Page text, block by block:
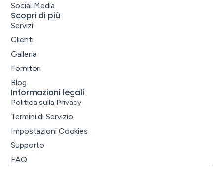
Social Media
Scopri di più
Servizi
Clienti
Galleria
Fornitori
Blog
Informazioni legali
Politica sulla Privacy
Termini di Servizio
Impostazioni Cookies
Supporto
FAQ